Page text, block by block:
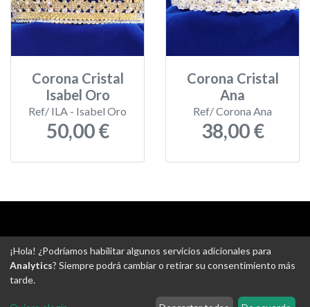
Corona Cristal
Isabel Oro
Ref/ ILA - Isabel Oro
50,00 €
Corona Cristal
Ana
Ref/ Corona Ana
38,00 €
-Gastos de envío-Uso de cookies-Ajustes de Cookies
¡Hola! ¿Podríamos habilitar algunos servicios adicionales para
Analytics? Siempre podrá cambiar o retirar su consentimiento más
tarde.